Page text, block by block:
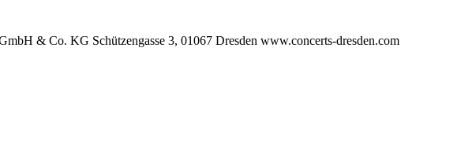
& Co. KG Schützengasse 3, 01067 Dresden www.concerts-dresden.com